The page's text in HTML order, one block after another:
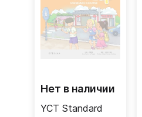
Нет в наличии
YCT Standard